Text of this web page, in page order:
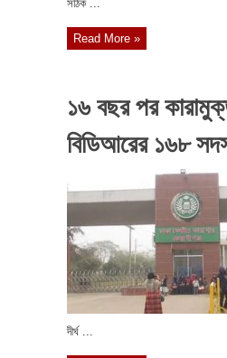
সঠিক ...
Read More »
১৬ বছর পর
বিডিআরের ১৬৮
দীর্ঘ ...